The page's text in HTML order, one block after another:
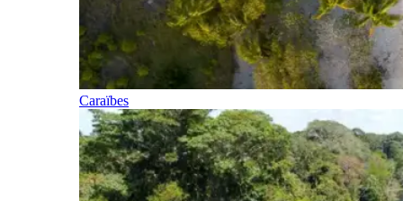
Caraïbes